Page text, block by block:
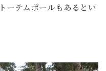
ーテムポールもあるとい